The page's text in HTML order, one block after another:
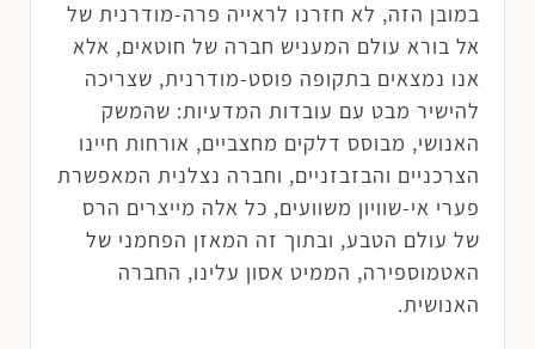
במובן הזה, לא חזרנו לראייה פרה-מודרנית של
אל בורא עולם המעניש חברה של חוטאים, אלא
אנו נמצאים בתקופה פוסט-מודרנית, שצריכה
להישיר מבט עם עובדות המדעיות: שהמשק
האנושי, מבוסס דלקים מחצביים, אורחות חיינו
הצרכניים והבזבזניים, וחברה נצלנית המאפשרת
פערי אי-שוויון משוועים, כל אלה מייצרים הרס
של עולם הטבע, ובתוך זה המאזן הפחמני של
האטמוספירה, הממיט אסון עלינו, החברה
האנושית.